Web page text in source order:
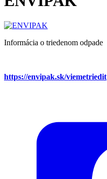
Informácia o triedenom odpade
https://envipak.sk/viemetriedit